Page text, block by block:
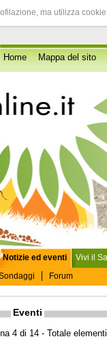
ma utilizza
Home Mappa del sito
Notizie ed eventi
Forum
Vivi il
Eventi
4 di 14 - Totale